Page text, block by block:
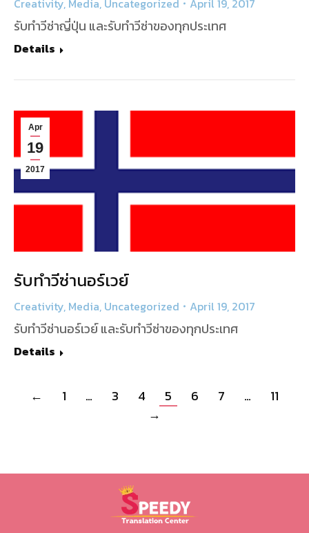
Creativity, Media, Uncategorized April 19, 2017
รับทำวีซ่าญี่ปุ่น และรับทำวีซ่าของทุกประเทศ
Details
Apr
19
2017
รับทำวีซ่านอร์เวย์
Creativity, Media, Uncategorized April 19, 2017
รับทำวีซ่านอร์เวย์ และรับทำวีซ่าของทุกประเทศ
Details
← 1 … 3 4 5 6 7 …
11
→